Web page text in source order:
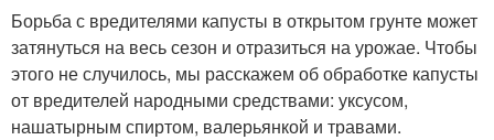
Борьба с вредителями капусты в открытом грунте может
затянуться на весь сезон и отразиться на урожае. Чтобы
этого не случилось, мы расскажем об обработке капусты
от вредителей народными средствами: уксусом,
нашатырным спиртом, валерьянкой и травами.